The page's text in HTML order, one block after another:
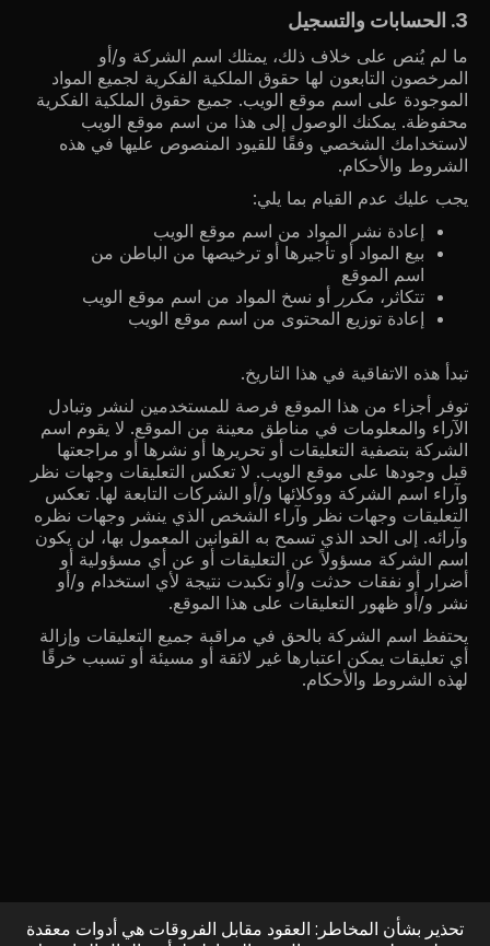
3. الحسابات والتسجيل
ما لم يُنص على خلاف ذلك، يمتلك اسم الشركة و/أو
المرخصون التابعون لها حقوق الملكية الفكرية لجميع المواد
الموجودة على اسم موقع الويب. جميع حقوق الملكية الفكرية
محفوظة. يمكنك الوصول إلى هذا من اسم موقع الويب
لاستخدامك الشخصي وفقًا للقيود المنصوص عليها في هذه
الشروط والأحكام.
يجب عليك عدم القيام بما يلي:
إعادة نشر المواد من اسم موقع الويب
بيع المواد أو تأجيرها أو ترخيصها من الباطن من
اسم الموقع
تتكاثر، مكرر أو نسخ المواد من اسم موقع الويب
إعادة توزيع المحتوى من اسم موقع الويب
تبدأ هذه الاتفاقية في هذا التاريخ.
توفر أجزاء من هذا الموقع فرصة للمستخدمين لنشر وتبادل
الآراء والمعلومات في مناطق معينة من الموقع. لا يقوم اسم
الشركة بتصفية التعليقات أو تحريرها أو نشرها أو مراجعتها
قبل وجودها على موقع الويب. لا تعكس التعليقات وجهات نظر
وآراء اسم الشركة ووكلائها و/أو الشركات التابعة لها. تعكس
التعليقات وجهات نظر وآراء الشخص الذي ينشر وجهات نظره
وآرائه. إلى الحد الذي تسمح به القوانين المعمول بها، لن يكون
اسم الشركة مسؤولاً عن التعليقات أو عن أي مسؤولية أو
أضرار أو نفقات حدثت و/أو تكبدت نتيجة لأي استخدام و/أو
نشر و/أو ظهور التعليقات على هذا الموقع.
يحتفظ اسم الشركة بالحق في مراقبة جميع التعليقات وإزالة
أي تعليقات يمكن اعتبارها غير لائقة أو مسيئة أو تسبب خرقًا
لهذه الشروط والأحكام.
تحذير بشأن المخاطر: العقود مقابل الفروقات هي أدوات معقدة